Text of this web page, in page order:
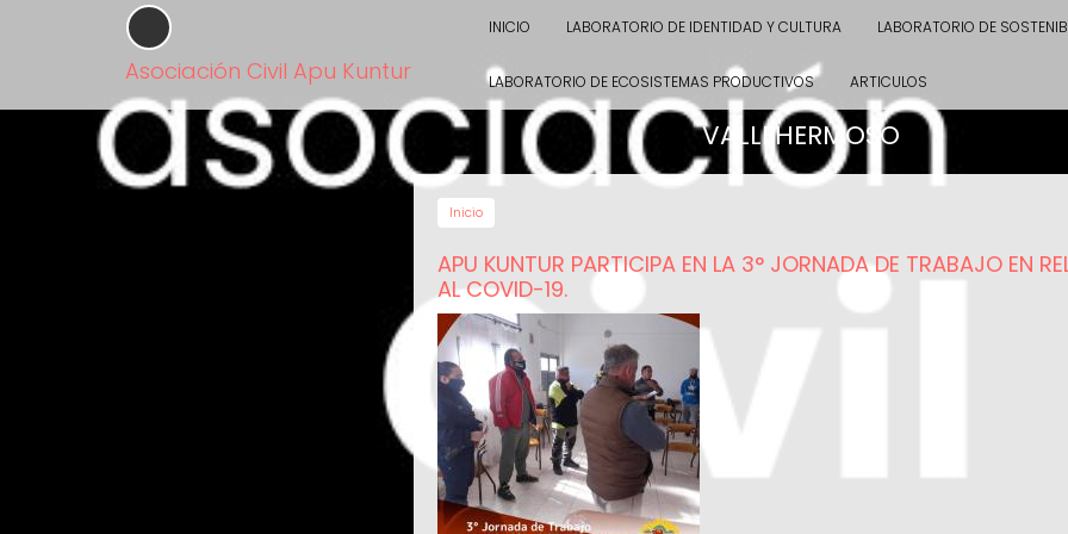
Asociación Civil Apu Kuntur
INICIO LABORATORIO DE IDENTIDAD Y CULTURA LABORATORIO DE
LABORATORIO DE ECOSISTEMAS PRODUCTIVOS ARTICULOS
VALLEHERMOSO
Inicio
APU KUNTUR PARTICIPA EN LA 3° JORNADA DE TRABAJO EN
AL COVID-19.